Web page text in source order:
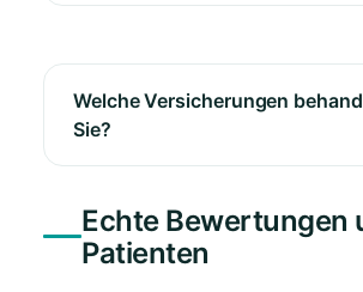
Welche Versicherungen
Sie?
Echte Bewertungen
Patienten